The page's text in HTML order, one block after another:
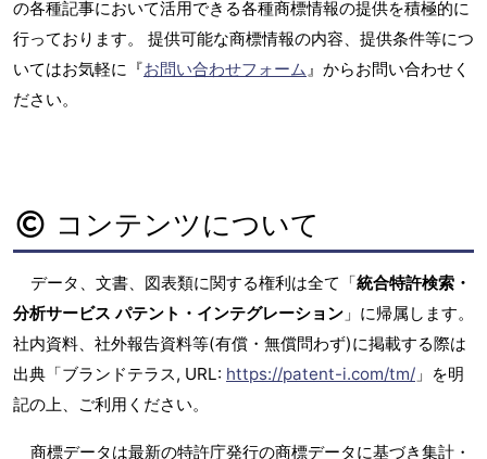
の各種記事において活用できる各種商標情報の提供を積極的に
行っております。 提供可能な商標情報の内容、提供条件等につ
いてはお気軽に『お問い合わせフォーム』からお問い合わせく
ださい。
コンテンツについて
データ、文書、図表類に関する権利は全て「統合特許検索・
分析サービス パテント・インテグレーション 」に帰属します。
社内資料、社外報告資料等(有償・無償問わず)に掲載する際は
出典「ブランドテラス, URL: https://patent-i.com/tm/ 」を明
記の上、ご利用ください。
商標データは最新の特許庁発行の商標データに基づき集計・